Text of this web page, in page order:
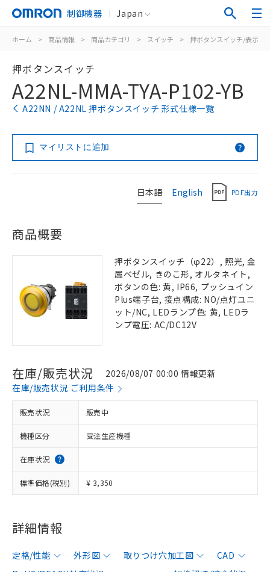
制御機器 Japan
ホーム > 商品情報 > 商品カテゴリ > スイッチ > 押ボタンスイッチ/表示灯
押ボタンスイッチ
A22NL-MMA-TYA-P102-YB
A22NN / A22NL 押ボタンスイッチ 形式仕様一覧
マイリストに追加
日本語 English PDF出力
商品概要
押ボタンスイッチ（φ22）, 照光, 金
属ベゼル, きのこ形, オルタネイト,
ボタンの色: 黄, IP66, プッシュイン
Plus端子台, 接点構成: NO/点灯ユニ
ット/NC, LEDランプ色: 黄, LEDラ
ンプ電圧: AC/DC12V
在庫/販売状況
2026/08/07 00:00 情報更新
在庫/販売状況 ご利用条件
販売状況 販売中
機種区分 受注生産機種
在庫状況
標準価格(税別) ¥ 3,350
詳細情報
定格/性能 外形図 取りつけ穴加工図
CAD